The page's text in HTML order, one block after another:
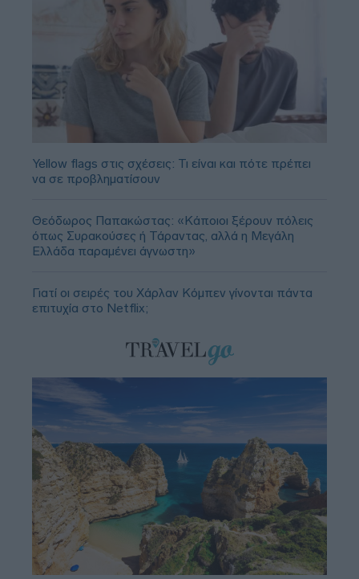
Yellow flags στις σχέσεις: Τι είναι και πότε πρέπει
να σε προβληματίσουν
Θεόδωρος Παπακώστας: «Κάποιοι ξέρουν πόλεις
όπως Συρακούσες ή Τάραντας, αλλά η Μεγάλη
Ελλάδα παραμένει άγνωστη»
Γιατί οι σειρές του Χάρλαν Κόμπεν γίνονται πάντα
επιτυχία στο Netflix;